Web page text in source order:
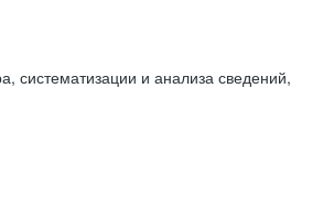
и анализа сведений,